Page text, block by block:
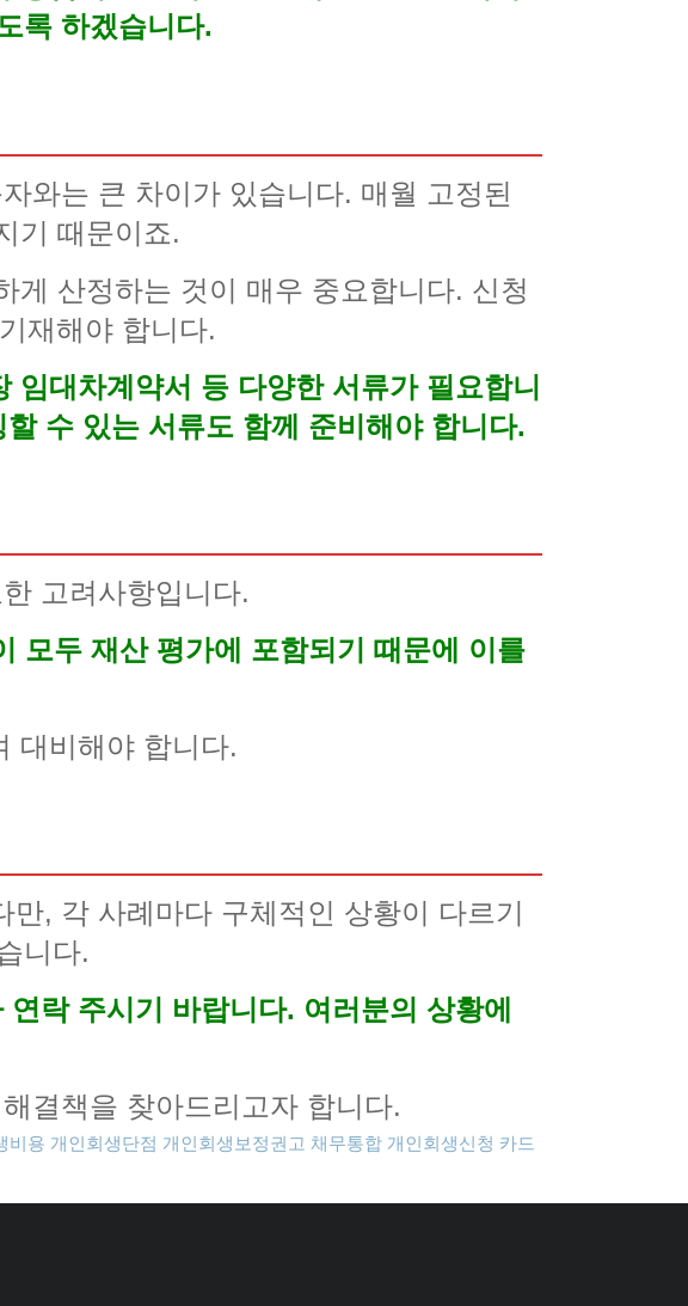
록 하겠습니다.
와는 큰 차이가 있습니다. 매월 고정된
기 때문이죠.
게 산정하는 것이 매우 중요합니다. 신청
재해야 합니다.
대차계약서 등 다양한 서류가 필요합니
수 있는 서류도 함께 준비해야 합니다.
고려사항입니다.
모두 재산 평가에 포함되기 때문에 이를
대비해야 합니다.
, 각 사례마다 구체적인 상황이 다르기
니다.
락 주시기 바랍니다. 여러분의 상황에
결책을 찾아드리고자 합니다.
비용 개인회생단점 개인회생보정권고 채무통합 개인회생신청